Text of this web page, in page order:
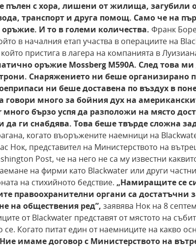
пълен с хора, лишени от жилища, загубили
транспорт и друга помощ. Само че на
оръжие. И то в големи количества. Франк
в началния етап участва в операциите на
пристига в лагера на компанията в
оръжие Mossberg M590A. След това
Снаряжението ни беше организирано
ни беше доставена по въздух в
говори много за бойния дух на
бързо успяда разположи на място
да ги снабдява. Това бешетвърде сложна
когато въоръжените наемници на
Нок, представител на Министерството на
Post, че на него не са му известни
на фирми като Blackwater или други
на стихийното бедствие. „Намиращите се
правоохранителни органи са достатъчни
на обществения ред”, заявява Нок на 8
от Blackwater представят от мястото на
се. Когато питат един от наемниците на какво
имаме договор с Министерството на